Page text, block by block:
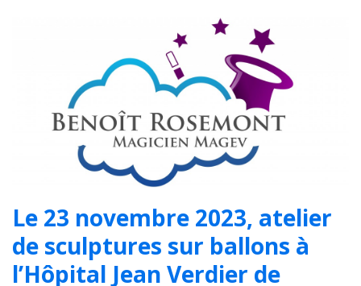
Le 23 novembre 2023, atelier
de sculptures sur ballons à
l’Hôpital Jean Verdier de